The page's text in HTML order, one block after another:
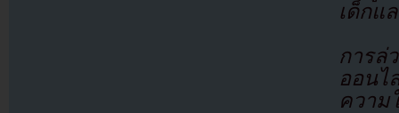
เด็กแ
การล่
ออน
ความ